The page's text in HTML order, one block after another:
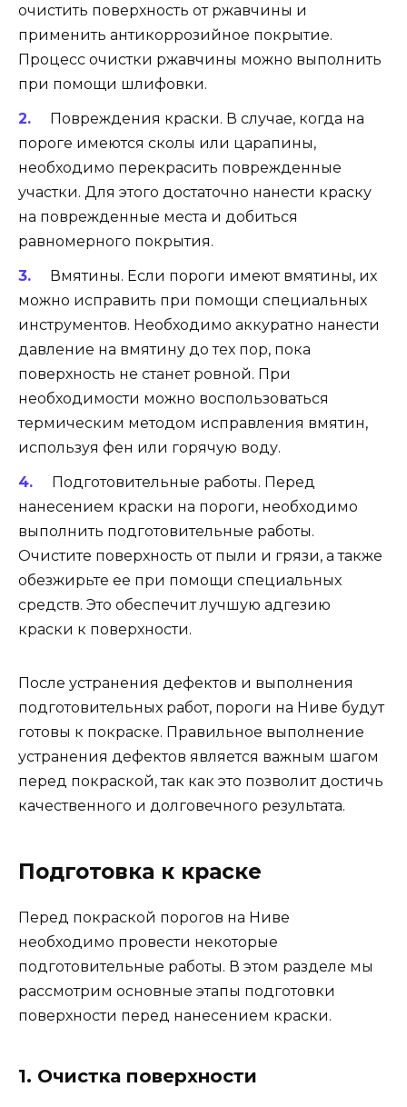
очистить поверхность от ржавчины и
применить антикоррозийное покрытие.
Процесс очистки ржавчины можно выполнить
при помощи шлифовки.
Повреждения краски. В случае, когда на
пороге имеются сколы или царапины,
необходимо перекрасить поврежденные
участки. Для этого достаточно нанести краску
на поврежденные места и добиться
равномерного покрытия.
Вмятины. Если пороги имеют вмятины, их
можно исправить при помощи специальных
инструментов. Необходимо аккуратно нанести
давление на вмятину до тех пор, пока
поверхность не станет ровной. При
необходимости можно воспользоваться
термическим методом исправления вмятин,
используя фен или горячую воду.
Подготовительные работы. Перед
нанесением краски на пороги, необходимо
выполнить подготовительные работы.
Очистите поверхность от пыли и грязи, а также
обезжирьте ее при помощи специальных
средств. Это обеспечит лучшую адгезию
краски к поверхности.
После устранения дефектов и выполнения
подготовительных работ, пороги на Ниве будут
готовы к покраске. Правильное выполнение
устранения дефектов является важным шагом
перед покраской, так как это позволит достичь
качественного и долговечного результата.
Подготовка к краске
Перед покраской порогов на Ниве
необходимо провести некоторые
подготовительные работы. В этом разделе мы
рассмотрим основные этапы подготовки
поверхности перед нанесением краски.
1. Очистка поверхности